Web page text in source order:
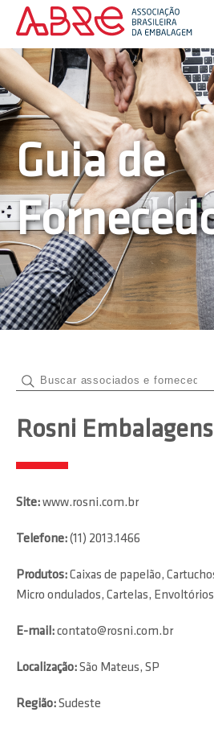
Guia de
Rosni Embalagens
Site:www.rosni.com.br
Telefone:(11) 2013.1466
Produtos:Caixas de papelão,
Micro ondulados, Cartelas,
E-mail:contato@rosni.com.br
Localização:São Mateus, SP
Região:Sudeste